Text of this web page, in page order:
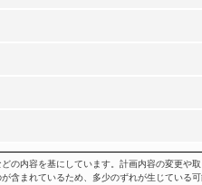
内容を基にしています。計画内容の変更や
含まれているため、多少のずれが生じている